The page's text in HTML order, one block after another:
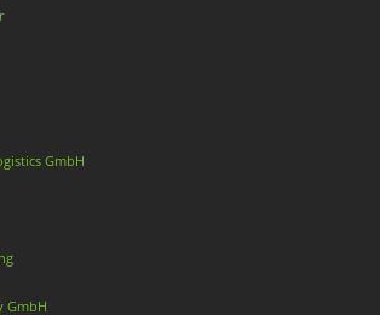
GmbH
GmbH